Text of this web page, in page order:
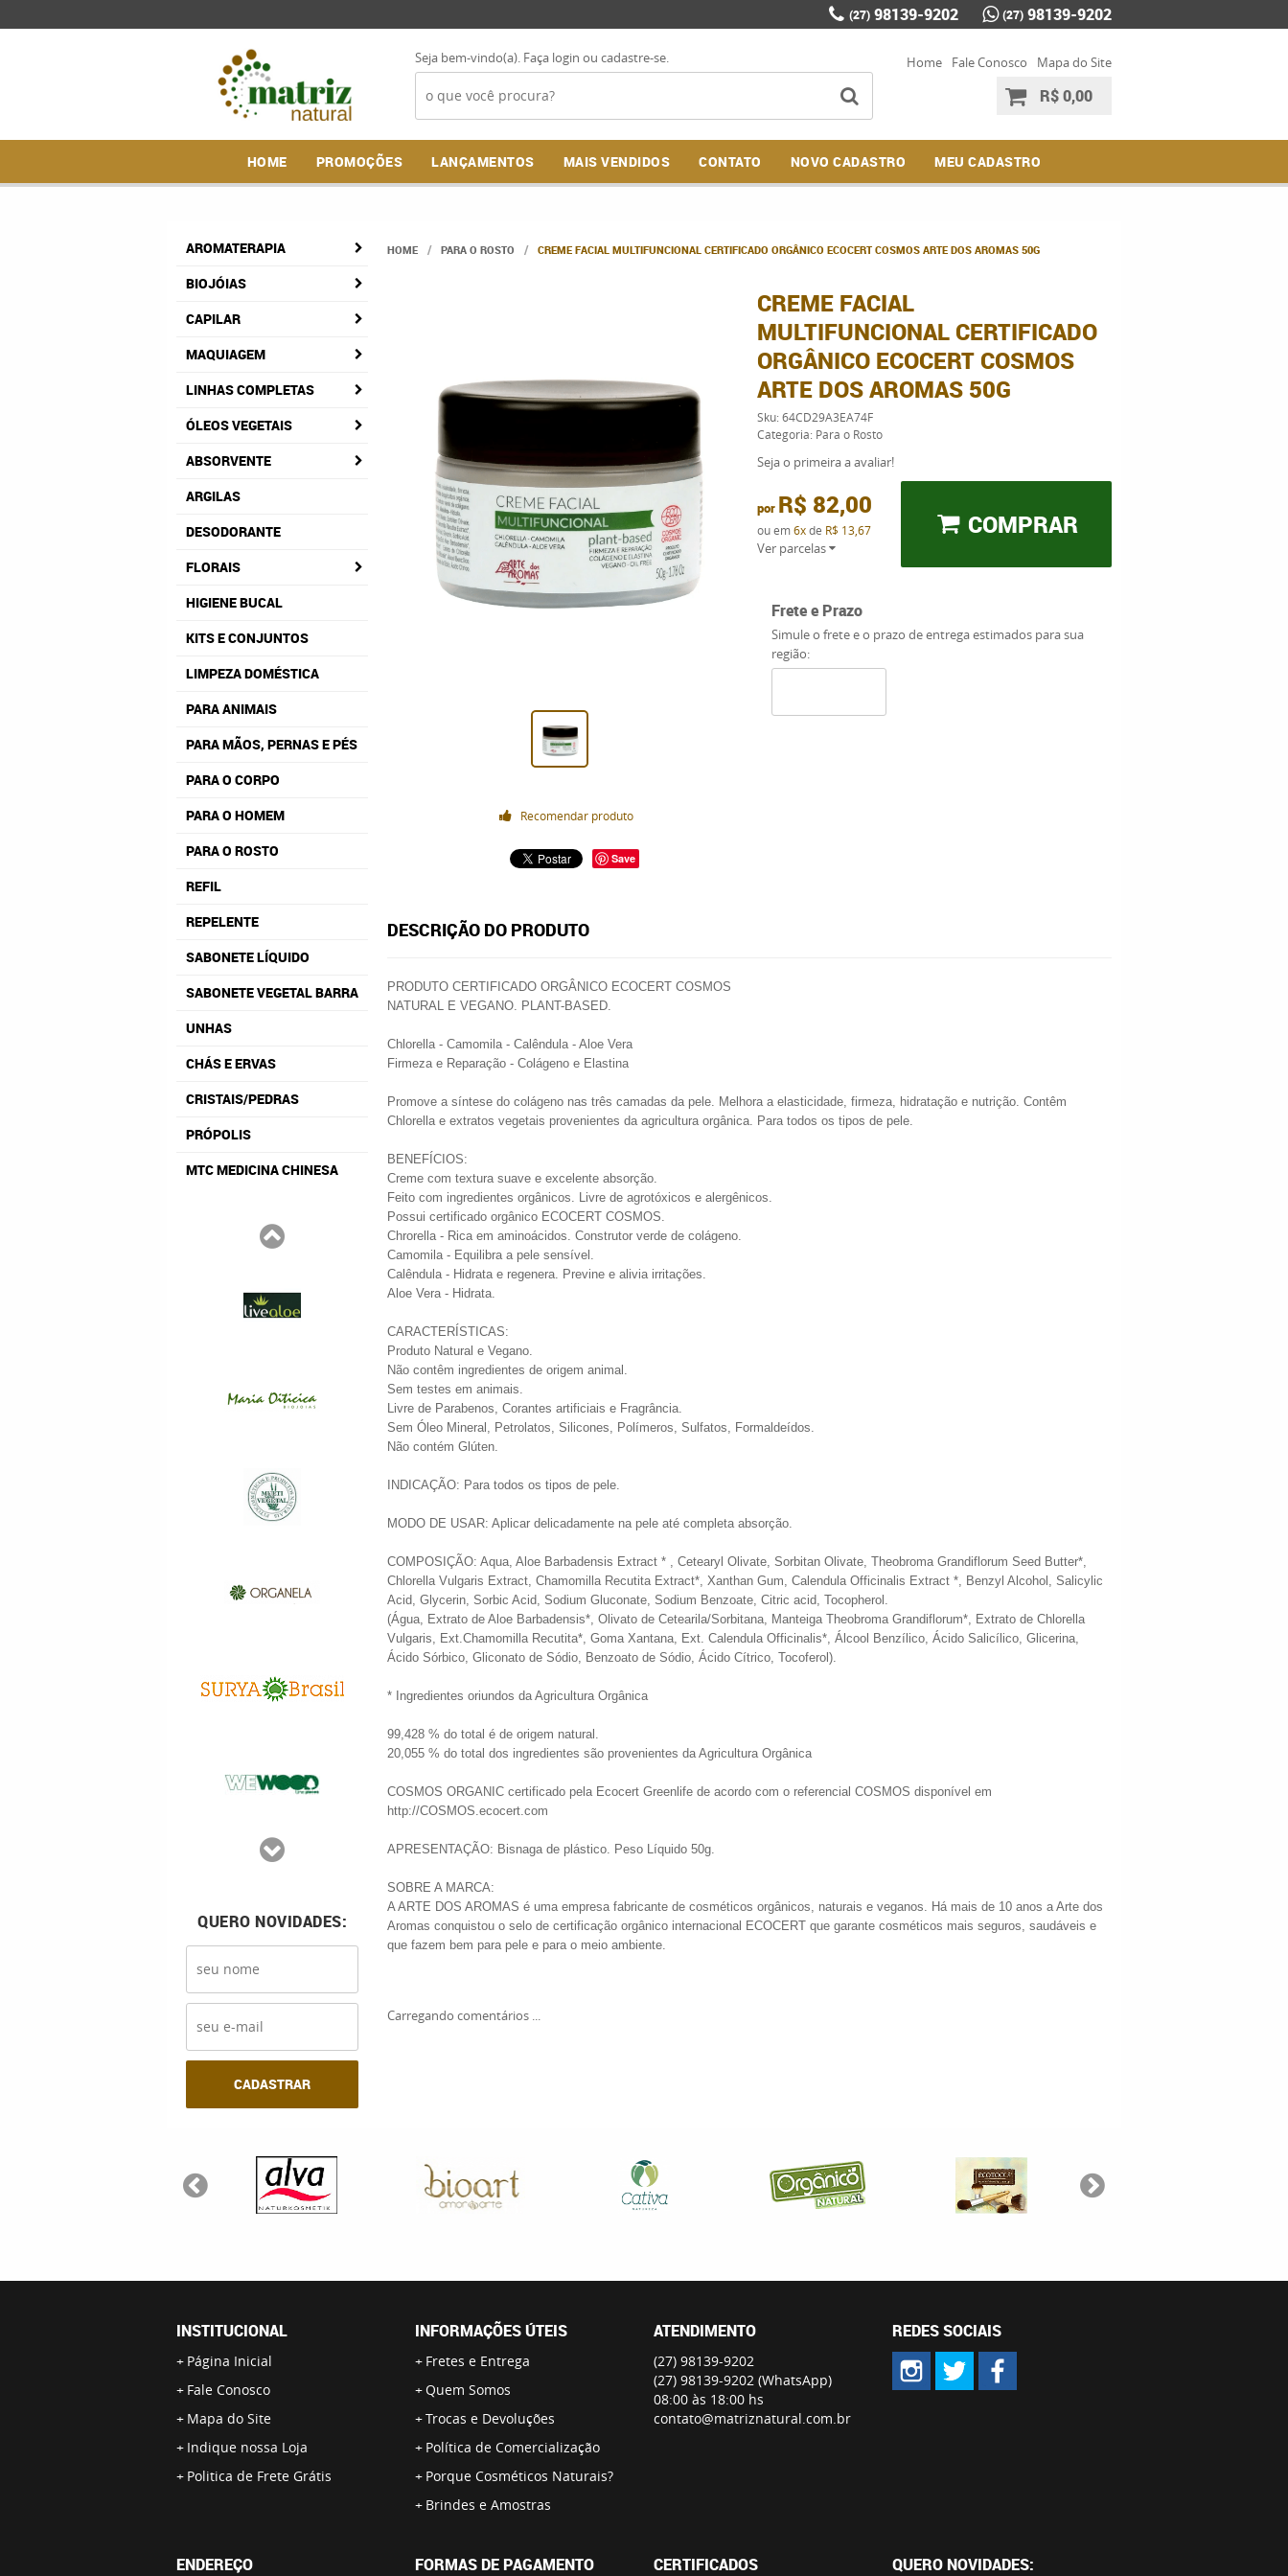
(27) 98139-9202 (27) 98139-9202
Seja bem-vindo(a). Faça login ou cadastre-se. Home Fale Conosco Mapa do Site
R$ 0,00
HOME PROMOÇÕES LANÇAMENTOS MAIS VENDIDOS CONTATO NOVO CADASTRO MEU CADASTRO
AROMATERAPIA
BIOJÓIAS
CAPILAR
MAQUIAGEM
LINHAS COMPLETAS
ÓLEOS VEGETAIS
ABSORVENTE
ARGILAS
DESODORANTE
FLORAIS
HIGIENE BUCAL
KITS E CONJUNTOS
LIMPEZA DOMÉSTICA
PARA ANIMAIS
PARA MÃOS, PERNAS E PÉS
PARA O CORPO
PARA O HOMEM
PARA O ROSTO
REFIL
REPELENTE
SABONETE LÍQUIDO
SABONETE VEGETAL BARRA
UNHAS
CHÁS E ERVAS
CRISTAIS/PEDRAS
PRÓPOLIS
MTC MEDICINA CHINESA
QUERO NOVIDADES:
CADASTRAR
HOME PARA O ROSTO CREME FACIAL MULTIFUNCIONAL CERTIFICADO ORGÂNICO ECOCERT COSMOS ARTE DOS AROMAS 50G
Recomendar produto
Save
CREME FACIAL
MULTIFUNCIONAL CERTIFICADO
ORGÂNICO ECOCERT COSMOS
ARTE DOS AROMAS 50G
Sku:64CD29A3EA74F
Categoria: Para o Rosto
Seja o primeira a avaliar!
por R$ 82,00
ou em6xde R$ 13,67
Ver parcelas
COMPRAR
Frete e Prazo
Simule o frete e o prazo de entrega estimados para sua
região:
DESCRIÇÃO DO PRODUTO
PRODUTO CERTIFICADO ORGÂNICO ECOCERT COSMOS
NATURAL E VEGANO. PLANT-BASED.
Chlorella - Camomila - Calêndula - Aloe Vera
Firmeza e Reparação - Colágeno e Elastina
Promove a síntese do colágeno nas três camadas da pele. Melhora a elasticidade, firmeza, hidratação e nutrição. Contêm
Chlorella e extratos vegetais provenientes da agricultura orgânica. Para todos os tipos de pele.
BENEFÍCIOS:
Creme com textura suave e excelente absorção.
Feito com ingredientes orgânicos. Livre de agrotóxicos e alergênicos.
Possui certificado orgânico ECOCERT COSMOS.
Chrorella - Rica em aminoácidos. Construtor verde de colágeno.
Camomila - Equilibra a pele sensível.
Calêndula - Hidrata e regenera. Previne e alivia irritações.
Aloe Vera - Hidrata.
CARACTERÍSTICAS:
Produto Natural e Vegano.
Não contêm ingredientes de origem animal.
Sem testes em animais.
Livre de Parabenos, Corantes artificiais e Fragrância.
Sem Óleo Mineral, Petrolatos, Silicones, Polímeros, Sulfatos, Formaldeídos.
Não contém Glúten.
INDICAÇÃO: Para todos os tipos de pele.
MODO DE USAR: Aplicar delicadamente na pele até completa absorção.
COMPOSIÇÃO: Aqua, Aloe Barbadensis Extract * , Cetearyl Olivate, Sorbitan Olivate, Theobroma Grandiflorum Seed Butter*,
Chlorella Vulgaris Extract, Chamomilla Recutita Extract*, Xanthan Gum, Calendula Officinalis Extract *, Benzyl Alcohol, Salicylic
Acid, Glycerin, Sorbic Acid, Sodium Gluconate, Sodium Benzoate, Citric acid, Tocopherol.
(Água, Extrato de Aloe Barbadensis*, Olivato de Cetearila/Sorbitana, Manteiga Theobroma Grandiflorum*, Extrato de Chlorella
Vulgaris, Ext.Chamomilla Recutita*, Goma Xantana, Ext. Calendula Officinalis*, Álcool Benzílico, Ácido Salicílico, Glicerina,
Ácido Sórbico, Gliconato de Sódio, Benzoato de Sódio, Ácido Cítrico, Tocoferol).
* Ingredientes oriundos da Agricultura Orgânica
99,428 % do total é de origem natural.
20,055 % do total dos ingredientes são provenientes da Agricultura Orgânica
COSMOS ORGANIC certificado pela Ecocert Greenlife de acordo com o referencial COSMOS disponível em
http://COSMOS.ecocert.com
APRESENTAÇÃO: Bisnaga de plástico. Peso Líquido 50g.
SOBRE A MARCA:
A ARTE DOS AROMAS é uma empresa fabricante de cosméticos orgânicos, naturais e veganos. Há mais de 10 anos a Arte dos
Aromas conquistou o selo de certificação orgânico internacional ECOCERT que garante cosméticos mais seguros, saudáveis e
que fazem bem para pele e para o meio ambiente.
Carregando comentários ...
INSTITUCIONAL
Página Inicial
Fale Conosco
Mapa do Site
Indique nossa Loja
Politica de Frete Grátis
INFORMAÇÕES ÚTEIS
Fretes e Entrega
Quem Somos
Trocas e Devoluções
Política de Comercialização
Porque Cosméticos Naturais?
Brindes e Amostras
ATENDIMENTO
(27) 98139-9202
(27) 98139-9202 (WhatsApp)
08:00 às 18:00 hs
contato@matriznatural.com.br
REDES SOCIAIS
ENDEREÇO FORMAS DE PAGAMENTO CERTIFICADOS QUERO NOVIDADES: